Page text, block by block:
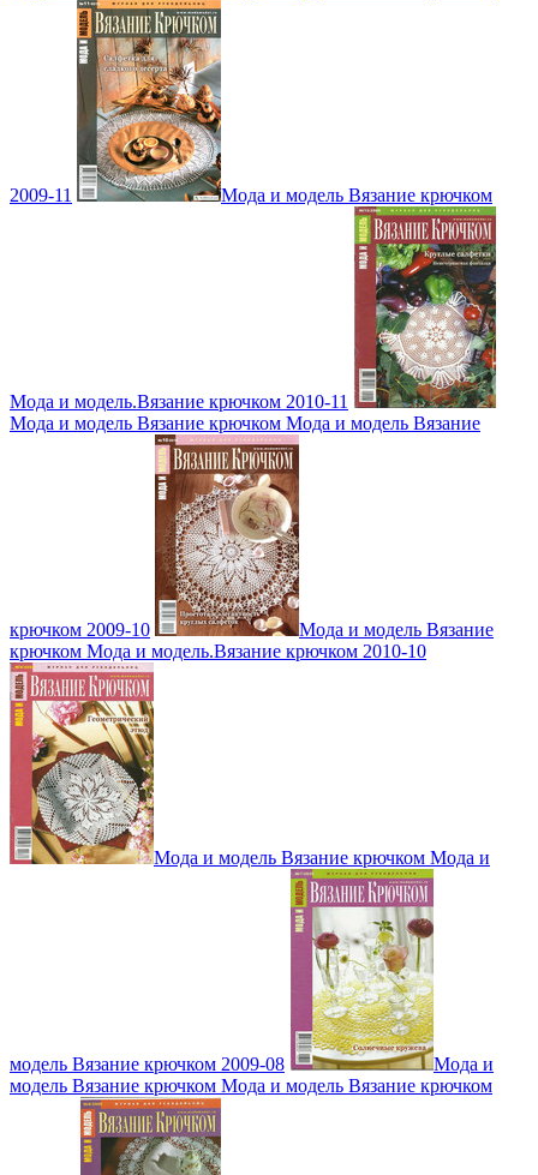
2009-11 Мода и модель Вязание крючком
Мода и модель.Вязание крючком 2010-11
Мода и модель Вязание крючком Мода и модель Вязание
крючком 2009-10
Мода и модель Вязание
крючком Мода и модель.Вязание крючком 2010-10
Мода и модель Вязание крючком Мода и
модель Вязание крючком 2009-08
Мода и
модель Вязание крючком Мода и модель Вязание крючком